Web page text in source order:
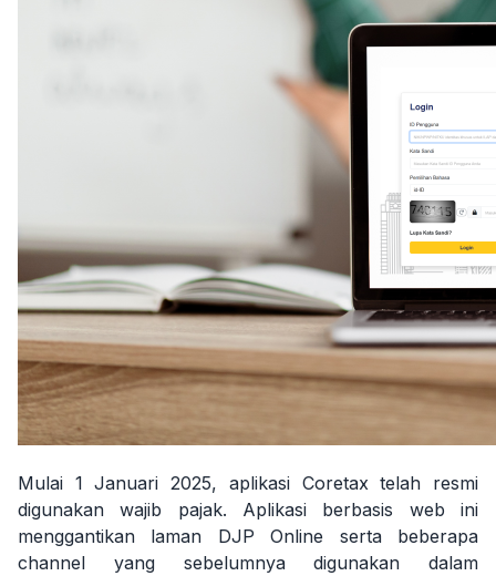
Mulai 1 Januari 2025, aplikasi Coretax telah resmi
digunakan wajib pajak. Aplikasi berbasis web ini
menggantikan laman DJP Online serta beberapa
channel yang sebelumnya digunakan dalam